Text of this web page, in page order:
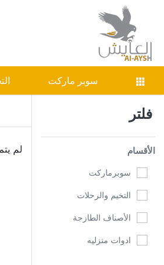
سوبر ماركت
فلتر
الأقسام
سوبرماركت
التخيم والرحلات
الأصناف الطازجة
ادوات منزليه
لم